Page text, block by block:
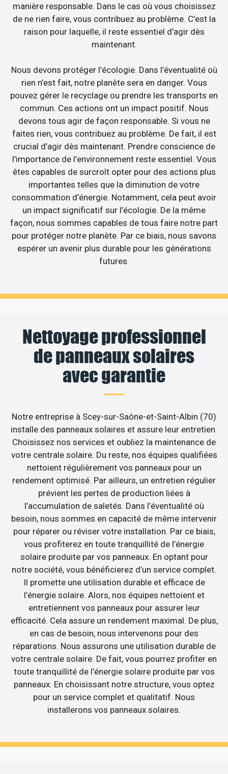
manière responsable. Dans le cas où vous choisissez
de ne rien faire, vous contribuez au problème. C’est la
raison pour laquelle, il reste essentiel d’agir dès
maintenant.
Nous devons protéger l’écologie. Dans l’éventualité où
rien n’est fait, notre planète sera en danger. Vous
pouvez gérer le recyclage ou prendre les transports en
commun. Ces actions ont un impact positif. Nous
devons tous agir de façon responsable. Si vous ne
faites rien, vous contribuez au problème. De fait, il est
crucial d’agir dès maintenant. Prendre conscience de
l’importance de l’environnement reste essentiel. Vous
êtes capables de surcroît opter pour des actions plus
importantes telles que la diminution de votre
consommation d’énergie. Notamment, cela peut avoir
un impact significatif sur l’écologie. De la même
façon, nous sommes capables de tous faire notre part
pour protéger notre planète. Par ce biais, nous savons
espérer un avenir plus durable pour les générations
futures.
Nettoyage professionnel
de panneaux solaires
avec garantie
Notre entreprise à Scey-sur-Saône-et-Saint-Albin (70)
installe des panneaux solaires et assure leur entretien.
Choisissez nos services et oubliez la maintenance de
votre centrale solaire. Du reste, nos équipes qualifiées
nettoient régulièrement vos panneaux pour un
rendement optimisé. Par ailleurs, un entretien régulier
prévient les pertes de production liées à
l’accumulation de saletés. Dans l’éventualité où
besoin, nous sommes en capacité de même intervenir
pour réparer ou réviser votre installation. Par ce biais,
vous profiterez en toute tranquillité de l’énergie
solaire produite par vos panneaux. En optant pour
notre société, vous bénéficierez d’un service complet.
Il promette une utilisation durable et efficace de
l’énergie solaire. Alors, nos équipes nettoient et
entretiennent vos panneaux pour assurer leur
efficacité. Cela assure un rendement maximal. De plus,
en cas de besoin, nous intervenons pour des
réparations. Nous assurons une utilisation durable de
votre centrale solaire. De fait, vous pourrez profiter en
toute tranquillité de l’énergie solaire produite par vos
panneaux. En choisissant notre structure, vous optez
pour un service complet et qualitatif. Nous
installerons vos panneaux solaires.